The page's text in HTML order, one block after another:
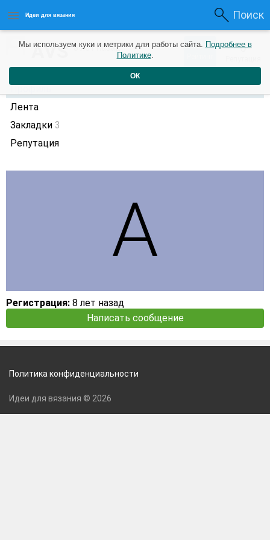
Идеи для вязания Поиск
AVS8 лет назад 0 0
Профиль
Лента
Закладки 3
Репутация
Регистрация: 8 лет назад
Написать сообщение
Мы используем куки и метрики для работы сайта. Подробнее в
Политике.
ОК
Политика конфиденциальности
Идеи для вязания © 2026